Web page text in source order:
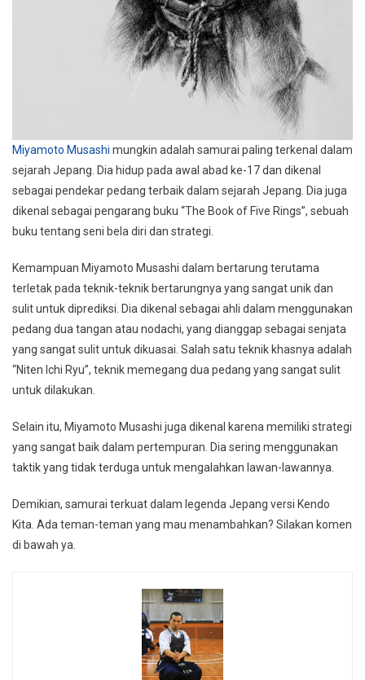
Miyamoto Musashi mungkin adalah samurai paling terkenal dalam
sejarah Jepang. Dia hidup pada awal abad ke-17 dan dikenal
sebagai pendekar pedang terbaik dalam sejarah Jepang. Dia juga
dikenal sebagai pengarang buku “The Book of Five Rings”, sebuah
buku tentang seni bela diri dan strategi.
Kemampuan Miyamoto Musashi dalam bertarung terutama
terletak pada teknik-teknik bertarungnya yang sangat unik dan
sulit untuk diprediksi. Dia dikenal sebagai ahli dalam menggunakan
pedang dua tangan atau nodachi, yang dianggap sebagai senjata
yang sangat sulit untuk dikuasai. Salah satu teknik khasnya adalah
“Niten Ichi Ryu”, teknik memegang dua pedang yang sangat sulit
untuk dilakukan.
Selain itu, Miyamoto Musashi juga dikenal karena memiliki strategi
yang sangat baik dalam pertempuran. Dia sering menggunakan
taktik yang tidak terduga untuk mengalahkan lawan-lawannya.
Demikian, samurai terkuat dalam legenda Jepang versi Kendo
Kita. Ada teman-teman yang mau menambahkan? Silakan komen
di bawah ya.